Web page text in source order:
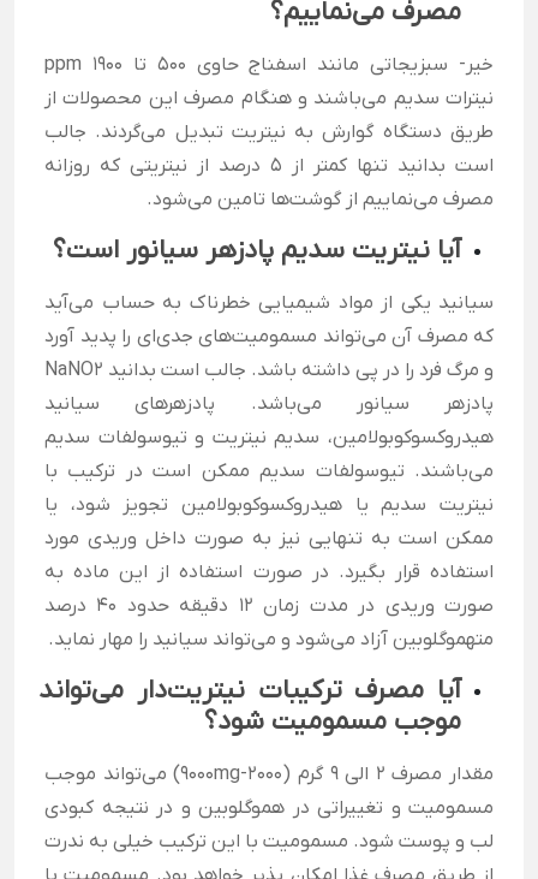
مصرف می‌نماییم؟
خیر- سبزیجاتی مانند اسفناج حاوی 500 تا 1900 ppm
نیترات سدیم می‌باشند و هنگام مصرف این محصولات از
طریق دستگاه گوارش به نیتریت تبدیل می‌گردند. جالب
است بدانید تنها کمتر از 5 درصد از نیتریتی که روزانه
مصرف می‌نماییم از گوشت‌ها تامین می‌شود.
آیا نیتریت سدیم پادزهر سیانور است؟
سیانید یکی از مواد شیمیایی خطرناک به حساب می‌آید
که مصرف آن می‌تواند مسمومیت‌های جدی‌ای را پدید آورد
و مرگ فرد را در پی داشته باشد. جالب است بدانید NaNO2
پادزهر سیانور می‌باشد. پادزهرهای سیانید
هیدروکسوکوبولامین، سدیم نیتریت و تیوسولفات سدیم
می‌باشند. تیوسولفات سدیم ممکن است در ترکیب با
نیتریت سدیم یا هیدروکسوکوبولامین تجویز شود، یا
ممکن است به تنهایی نیز به صورت داخل وریدی مورد
استفاده قرار بگیرد. در صورت استفاده از این ماده به
صورت وریدی در مدت زمان 12 دقیقه حدود 40 درصد
متهموگلوبین آزاد می‌شود و می‌تواند سیانید را مهار نماید.
آیا مصرف ترکیبات نیتریت‌دار می‌تواند
موجب مسمومیت شود؟
مقدار مصرف 2 الی 9 گرم (2000-9000mg) می‌تواند موجب
مسمومیت و تغییراتی در هموگلوبین و در نتیجه کبودی
لب و پوست شود. مسمومیت با این ترکیب خیلی به ندرت